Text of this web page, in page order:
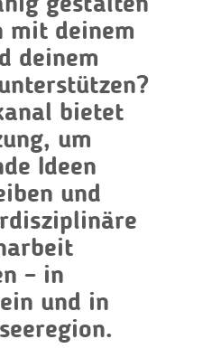
gestalten
mit deinem
deinem
bietet
um
Ideen
und
– in
und in